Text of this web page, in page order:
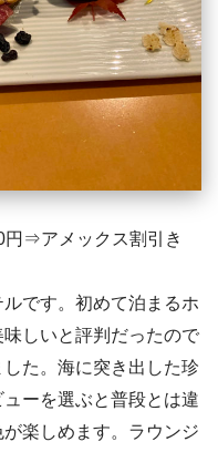
⇒アメックス割引き
です。初めて泊まるホ
しいと評判だったので
た。海に突き出した珍
ーを選ぶと普段とは違
楽しめます。ラウンジ